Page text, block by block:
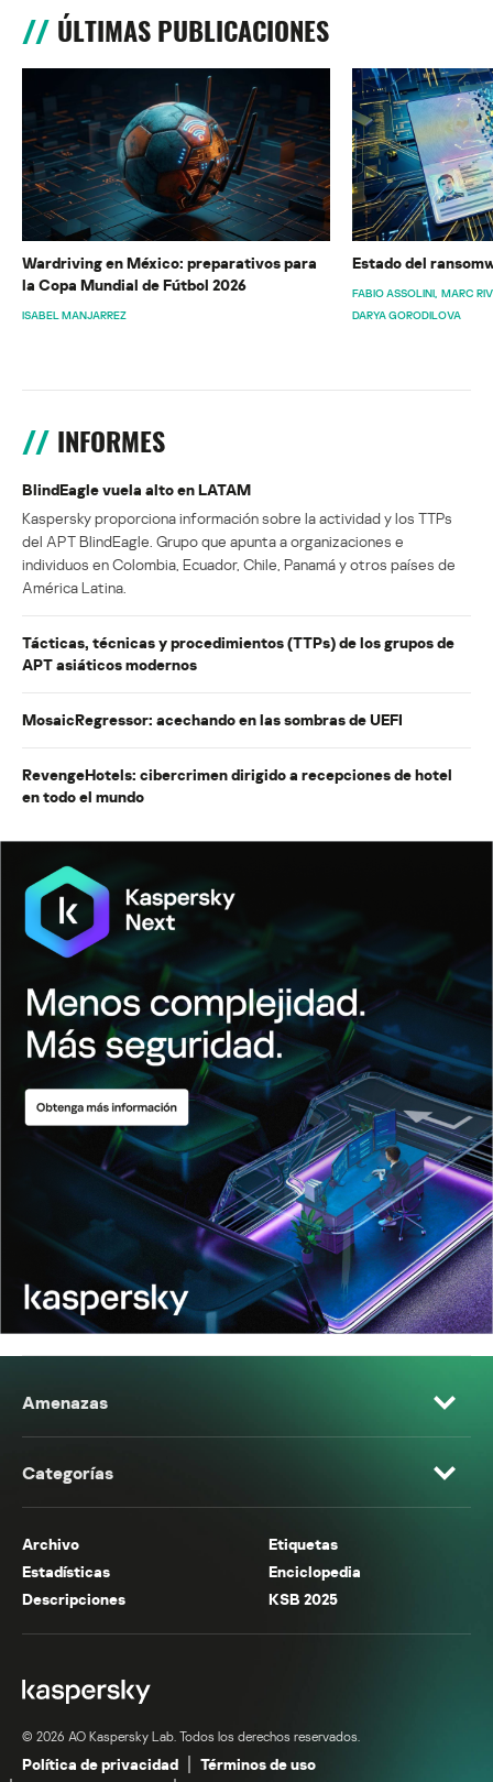
ÚLTIMAS PUBLICACIONES
Wardriving en México: preparativos para
la Copa Mundial de Fútbol 2026
ISABEL MANJARREZ
Estado del
FABIO ASSOLINI MARC
DARYA GORODILOVA
INFORMES
BlindEagle vuela alto en LATAM
Kaspersky proporciona información sobre la actividad y los TTPs
del APT BlindEagle. Grupo que apunta a organizaciones e
individuos en Colombia, Ecuador, Chile, Panamá y otros países de
América Latina.
Tácticas, técnicas y procedimientos (TTPs) de los grupos de
APT asiáticos modernos
MosaicRegressor: acechando en las sombras de UEFI
RevengeHotels: cibercrimen dirigido a recepciones de hotel
en todo el mundo
Amenazas
Categorías
Archivo
Etiquetas
Estadísticas
Enciclopedia
Descripciones
KSB 2025
© 2026 AO Kaspersky Lab. Todos los derechos reservados.
Política de privacidad
Términos de uso